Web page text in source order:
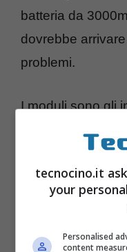
batteria da
dovrebbe
problemi.
I moduli sono gli
a
naturalmente la
navigazione su
fotografico si
megapixel. Ci
tecnocino.it
your
Personalised
content